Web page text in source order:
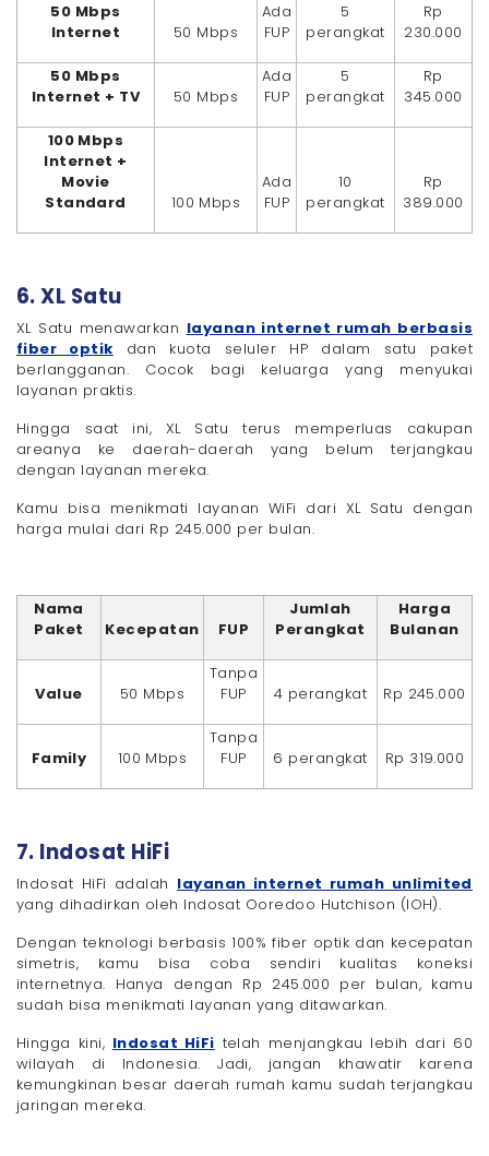
50 Mbps
Internet
50 Mbps
Ada
FUP
5
perangkat
Rp
230.000
50 Mbps
Internet + TV
50 Mbps
Ada
FUP
5
perangkat
Rp
345.000
100 Mbps
Internet +
Movie
Standard
100 Mbps
Ada
FUP
10
perangkat
Rp
389.000
6. XL Satu
XL Satu menawarkan layanan internet rumah berbasis
fiber optik dan kuota seluler HP dalam satu paket
berlangganan. Cocok bagi keluarga yang menyukai
layanan praktis.
Hingga saat ini, XL Satu terus memperluas cakupan
areanya ke daerah-daerah yang belum terjangkau
dengan layanan mereka.
Kamu bisa menikmati layanan WiFi dari XL Satu dengan
harga mulai dari Rp 245.000 per bulan.
Nama
Paket
Kecepatan FUP
Jumlah
Perangkat
Harga
Bulanan
Value 50 Mbps
Tanpa
FUP
4 perangkat Rp 245.000
Family 100 Mbps
Tanpa
FUP
6 perangkat Rp 319.000
7. Indosat HiFi
Indosat HiFi adalah layanan internet rumah unlimited
yang dihadirkan oleh Indosat Ooredoo Hutchison (IOH).
Dengan teknologi berbasis 100% fiber optik dan kecepatan
simetris, kamu bisa coba sendiri kualitas koneksi
internetnya. Hanya dengan Rp 245.000 per bulan, kamu
sudah bisa menikmati layanan yang ditawarkan.
Hingga kini, Indosat HiFi telah menjangkau lebih dari 60
wilayah di Indonesia. Jadi, jangan khawatir karena
kemungkinan besar daerah rumah kamu sudah terjangkau
jaringan mereka.